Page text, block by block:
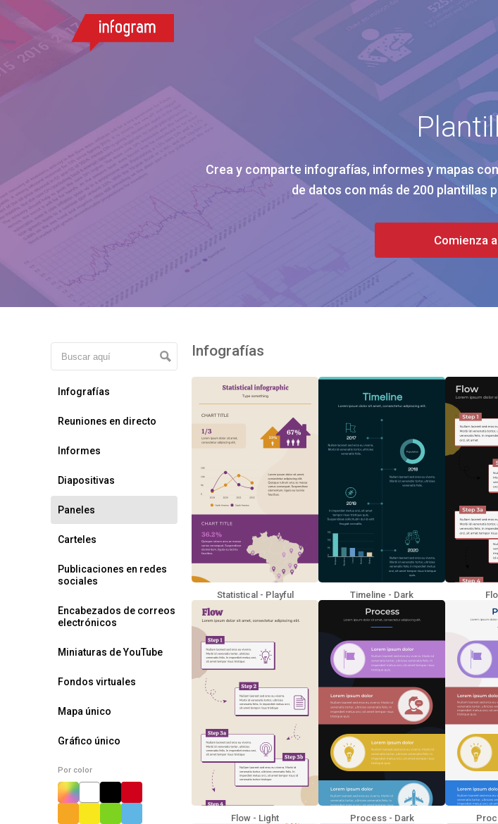
Crea y comparte infografías, informes y mapas
de datos con más de 200 plantillas
Comienza
Infografías
Reuniones en directo
Informes
Diapositivas
Paneles
Carteles
Publicaciones en redes
sociales
Encabezados de correos
electrónicos
Miniaturas de YouTube
Fondos virtuales
Mapa único
Gráfico único
Por color
Infografías
Statistical - Playful Timeline - Dark
Flow - Light Process - Dark